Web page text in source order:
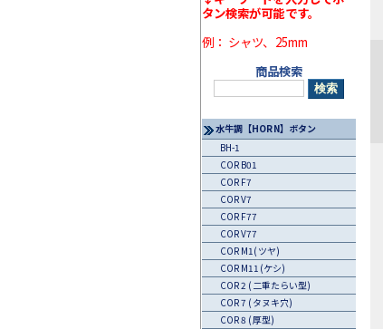
タン検索が可能です。
例： シャツ、25mm
商品検索
水牛調【HORN】ボタン
BH-1
COR B01
COR F7
COR V7
COR F77
COR V77
COR M1(ツヤ)
COR M11(ケシ)
COR 2 (二重たらい型)
COR 7 (タヌキ穴)
COR 8 (厚型)